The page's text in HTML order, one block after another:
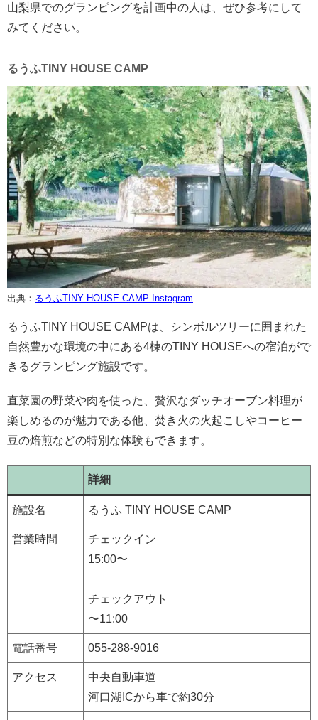
山梨県でのグランピングを計画中の人は、ぜひ参考にして
みてください。
るうふTINY HOUSE CAMP
出典： るうふTINY HOUSE CAMP Instagram
るうふTINY HOUSE CAMPは、シンボルツリーに囲まれた
自然豊かな環境の中にある4棟のTINY HOUSEへの宿泊がで
きるグランピング施設です。
直菜園の野菜や肉を使った、贅沢なダッチオーブン料理が
楽しめるのが魅力である他、焚き火の火起こしやコーヒー
豆の焙煎などの特別な体験もできます。
詳細
施設名 るうふ TINY HOUSE CAMP
営業時間
チェックイン
15:00〜
チェックアウト
〜11:00
電話番号 055-288-9016
アクセス
中央自動車道
河口湖ICから車で約30分